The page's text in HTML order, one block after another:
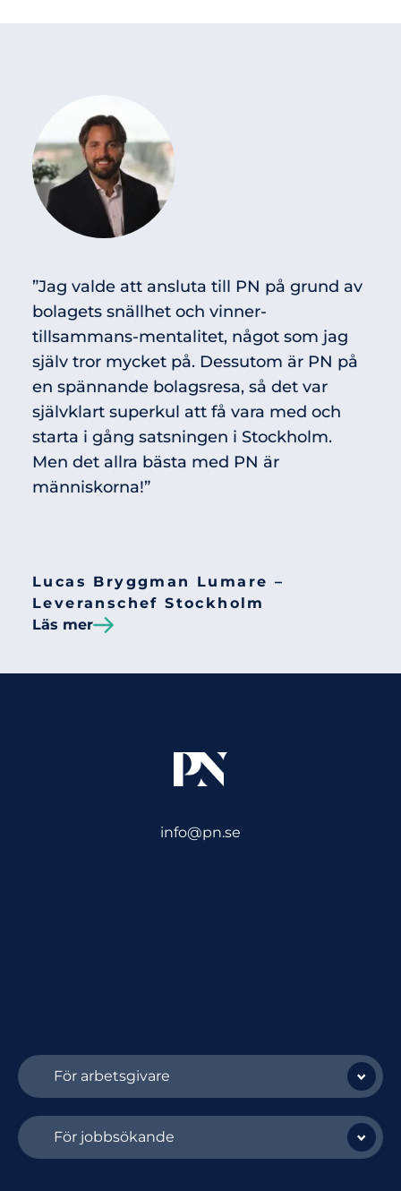
”Jag valde att ansluta till PN på grund av
bolagets snällhet och vinner-
tillsammans-mentalitet, något som jag
själv tror mycket på. Dessutom är PN på
en spännande bolagsresa, så det var
självklart superkul att få vara med och
starta i gång satsningen i Stockholm.
Men det allra bästa med PN är
människorna!”
Lucas Bryggman Lumare –
Leveranschef Stockholm
Läs mer
info@pn.se
För arbetsgivare
För jobbsökande